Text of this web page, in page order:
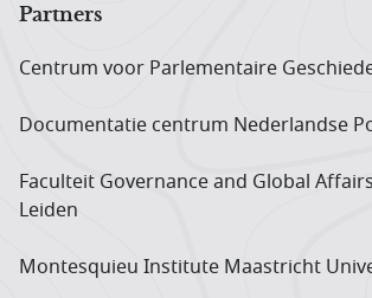
Partners
Centrum voor Parlementaire
Documentatie centrum Neder­landse
Faculteit Governance and Global
Leiden
Montesquieu Institute Maastricht